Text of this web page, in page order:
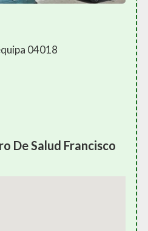
04018
De Salud Francisco